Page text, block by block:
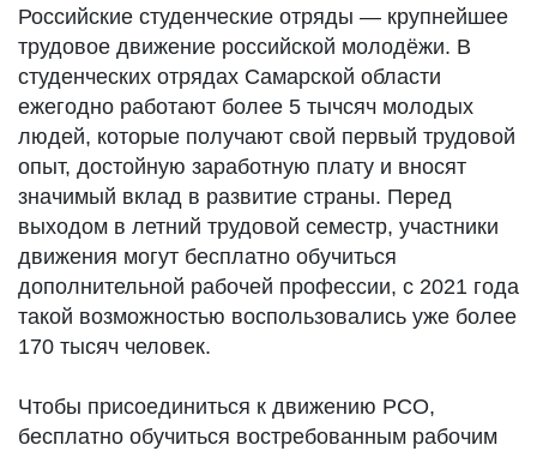
Российские студенческие отряды — крупнейшее
трудовое движение российской молодёжи. В
студенческих отрядах Самарской области
ежегодно работают более 5 тычсяч молодых
людей, которые получают свой первый трудовой
опыт, достойную заработную плату и вносят
значимый вклад в развитие страны. Перед
выходом в летний трудовой семестр, участники
движения могут бесплатно обучиться
дополнительной рабочей профессии, с 2021 года
такой возможностью воспользовались уже более
170 тысяч человек.
Чтобы присоединиться к движению РСО,
бесплатно обучиться востребованным рабочим